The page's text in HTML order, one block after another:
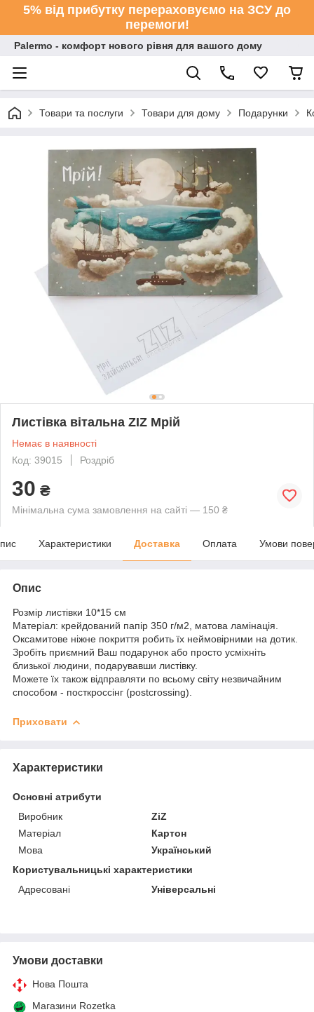
5% від прибутку перераховуємо на ЗСУ до
перемоги!
Palermo - комфорт нового рівня для вашого дому
Товари та послуги Товари для дому Подарунки
Листівка вітальна ZIZ Мрій
Немає в наявності
Код: 39015
Роздріб
30 ₴
Мінімальна сума замовлення на сайті — 150 ₴
Характеристики Доставка Оплата Умови
Опис
Розмір листівки 10*15 см
Матеріал: крейдований папір 350 г/м2, матова ламінація.
Оксамитове ніжне покриття робить їх неймовірними на дотик.
Зробіть приємний Ваш подарунок або просто усміхніть
близької людини, подарувавши листівку.
Можете їх також відправляти по всьому світу незвичайним
способом - посткроссінг (postcrossing).
Приховати
Характеристики
Основні атрибути
Виробник
ZiZ
Матеріал
Картон
Мова
Український
Користувальницькі характеристики
Адресовані
Універсальні
Умови доставки
Нова Пошта
Магазини Rozetka